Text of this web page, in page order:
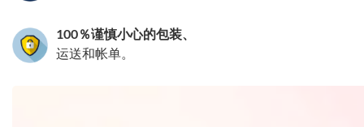
100％谨慎小心的包装、
运送和帐单。